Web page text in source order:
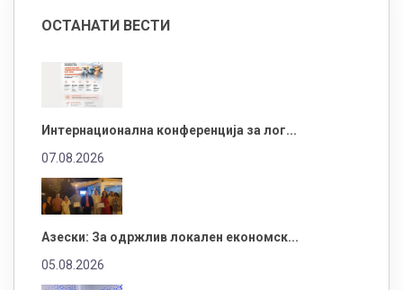
ОСТАНАТИ ВЕСТИ
Интернационална конференција за лог...
07.08.2026
Азески: За одржлив локален економск...
05.08.2026